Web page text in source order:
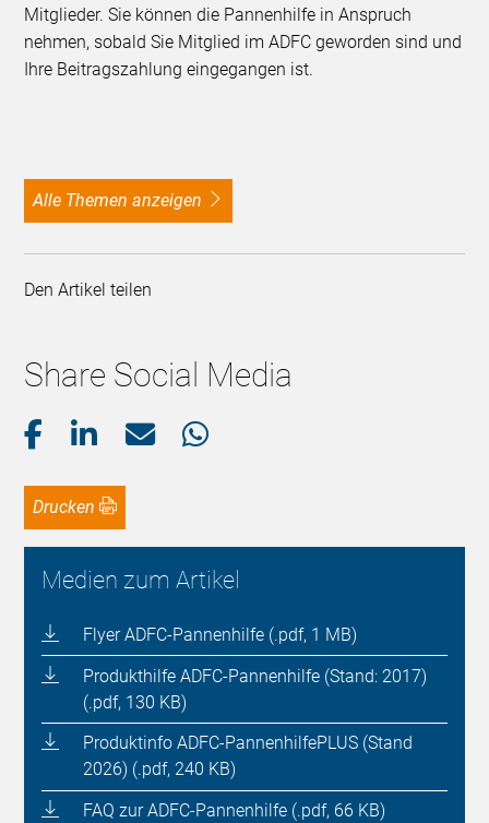
Mitglieder. Sie können die Pannenhilfe in Anspruch
nehmen, sobald Sie Mitglied im ADFC geworden sind und
Ihre Beitragszahlung eingegangen ist.
alle Themen anzeigen
Den Artikel teilen
Share Social Media
Drucken
Medien zum Artikel
Flyer ADFC-Pannenhilfe (.pdf, 1 MB)
Produkthilfe ADFC-Pannenhilfe (Stand: 2017)
(.pdf, 130 KB)
Produktinfo ADFC-PannenhilfePLUS (Stand
2026) (.pdf, 240 KB)
FAQ zur ADFC-Pannenhilfe (.pdf, 66 KB)